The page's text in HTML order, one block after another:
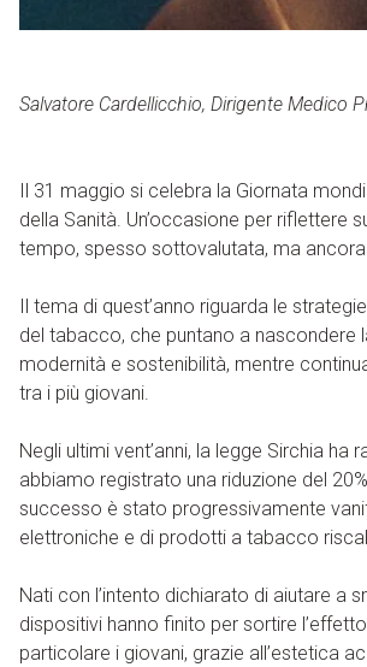
Salvatore Cardellicchio, Dirigente Medico
Il 31 maggio si celebra la Giornata
della Sanità. Un’occasione per riflettere
tempo, spesso sottovalutata, ma
Il tema di quest’anno riguarda le
del tabacco, che puntano a
modernità e sostenibilità, mentre
tra i più giovani.
Negli ultimi vent’anni, la legge Sirchia
abbiamo registrato una riduzione del
successo è stato progressivamente
elettroniche e di prodotti a tabacco
Nati con l’intento dichiarato di aiutare a
dispositivi hanno finito per sortire
particolare i giovani, grazie all’estetica